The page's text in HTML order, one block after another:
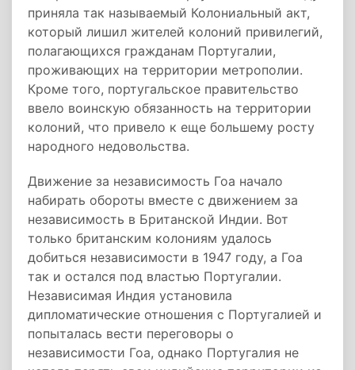
приняла так называемый Колониальный акт,
который лишил жителей колоний привилегий,
полагающихся гражданам Португалии,
проживающих на территории метрополии.
Кроме того, португальское правительство
ввело воинскую обязанность на территории
колоний, что привело к еще большему росту
народного недовольства.
Движение за независимость Гоа начало
набирать обороты вместе с движением за
независимость в Британской Индии. Вот
только британским колониям удалось
добиться независимости в 1947 году, а Гоа
так и остался под властью Португалии.
Независимая Индия установила
дипломатические отношения с Португалией и
попыталась вести переговоры о
независимости Гоа, однако Португалия не